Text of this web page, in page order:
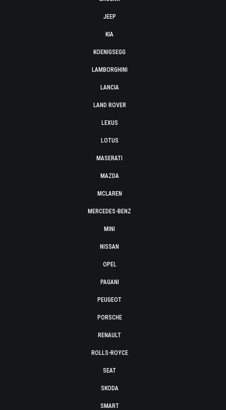
JEEP
KIA
KOENIGSEGG
LAMBORGHINI
LANCIA
LAND ROVER
LEXUS
LOTUS
MASERATI
MAZDA
MCLAREN
MERCEDES-BENZ
MINI
NISSAN
OPEL
PAGANI
PEUGEOT
PORSCHE
RENAULT
ROLLS-ROYCE
SEAT
SKODA
SMART